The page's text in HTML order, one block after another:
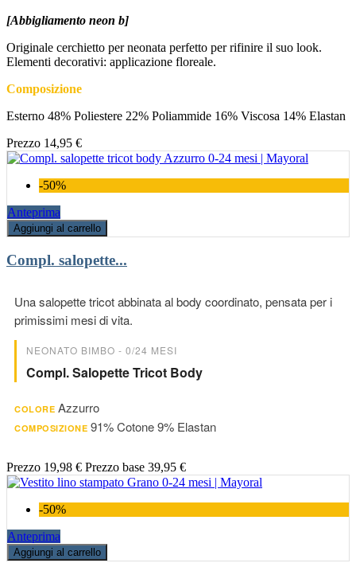
[Abbigliamento neon b]
Originale cerchietto per neonata perfetto per rifinire il suo look.
Elementi decorativi: applicazione floreale.
Composizione
Esterno 48% Poliestere 22% Poliammide 16% Viscosa 14% Elastan
Prezzo 14,95 €
-50%
Anteprima
Aggiungi al carrello
Compl. salopette...
Una salopette tricot abbinata al body coordinato, pensata per i
primissimi mesi di vita.
NEONATO BIMBO - 0/24 MESI
Compl. Salopette Tricot Body
COLORE Azzurro
COMPOSIZIONE 91% Cotone 9% Elastan
Prezzo 19,98 € Prezzo base 39,95 €
-50%
Anteprima
Aggiungi al carrello